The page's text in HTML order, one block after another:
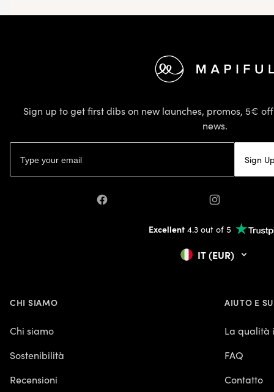
Sign up to get first dibs on new launches, promos, 5€
news.
Sign
Facebook Instagram
Excellent4.3 out of 5
IT (EUR)
CHI SIAMO
Chi siamo
Sostenibilità
Recensioni
AIUTO E
La qualità
FAQ
Contatto